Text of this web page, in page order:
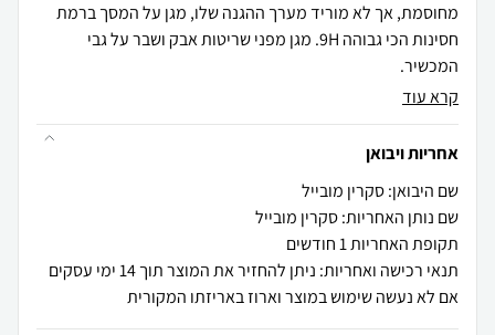
מחוסמת, אך לא מוריד מערך ההגנה שלו, מגן על המסך ברמת
חסינות הכי גבוהה 9H. מגן מפני שריטות אבק ושבר על גבי
המכשיר.
קרא עוד
אחריות ויבואן
שם היבואן: סקרין מובייל
שם נותן האחריות: סקרין מובייל
תקופת האחריות 1 חודשים
תנאי רכישה ואחריות: ניתן להחזיר את המוצר תוך 14 ימי עסקים
אם לא נעשה שימוש במוצר וארוז באריזתו המקורית